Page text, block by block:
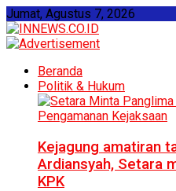
Jumat, Agustus 7, 2026
Beranda
Politik & Hukum
Kejagung amatiran
Ardiansyah, Setara
KPK